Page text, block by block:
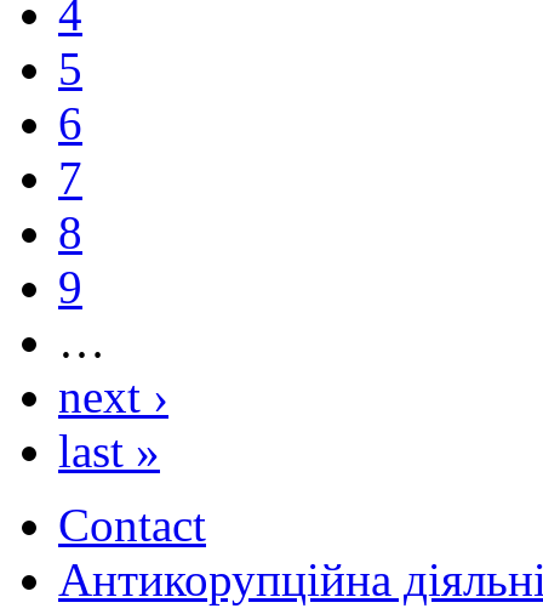
4
5
6
7
8
9
…
next ›
last »
Contact
Антикорупційна